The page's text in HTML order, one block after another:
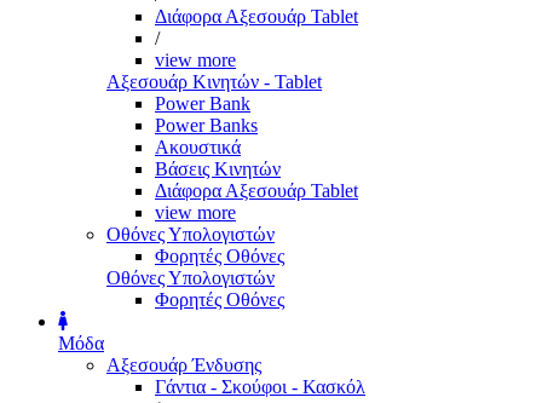
Διάφορα Αξεσουάρ Tablet
/
view more
Αξεσουάρ Κινητών - Tablet
Power Bank
Power Banks
Ακουστικά
Βάσεις Κινητών
Διάφορα Αξεσουάρ Tablet
view more
Οθόνες Υπολογιστών
Φορητές Οθόνες
Οθόνες Υπολογιστών
Φορητές Οθόνες
Μόδα
Αξεσουάρ Ένδυσης
Γάντια - Σκούφοι - Κασκόλ